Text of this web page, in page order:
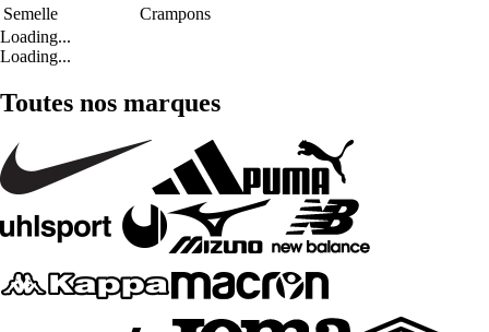
Semelle
Crampons
Loading...
Loading...
Toutes nos marques